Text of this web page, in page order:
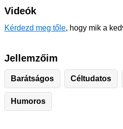
Videók
Kérdezd meg tőle, hogy mik a
Jellemzőim
Barátságos Céltudatos
Humoros